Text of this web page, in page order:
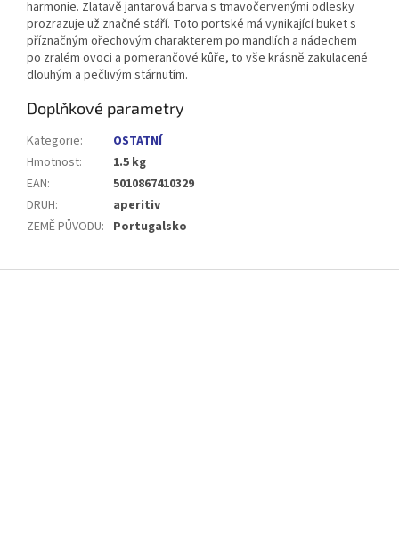
harmonie. Zlatavě jantarová barva s tmavočervenými odlesky
prozrazuje už značné stáří. Toto portské má vynikající buket s
příznačným ořechovým charakterem po mandlích a nádechem
po zralém ovoci a pomerančové kůře, to vše krásně zakulacené
dlouhým a pečlivým stárnutím.
Doplňkové parametry
Kategorie:
OSTATNÍ
Hmotnost:
1.5 kg
EAN:
5010867410329
DRUH:
aperitiv
ZEMĚ PŮVODU: Portugalsko